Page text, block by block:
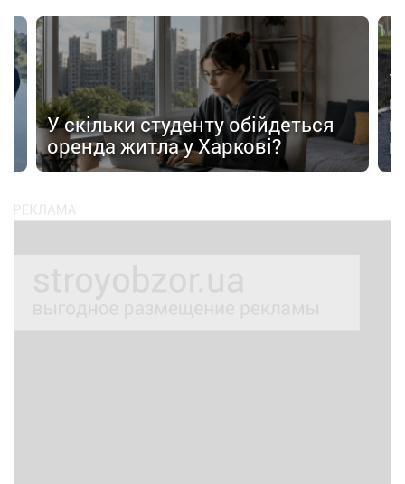
У скільки студенту обійдеться
оренда житла у Харкові?